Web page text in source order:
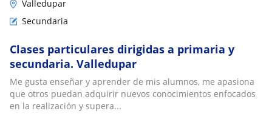
Valledupar
Secundaria
Clases particulares dirigidas a primaria y
secundaria. Valledupar
Me gusta enseñar y aprender de mis alumnos, me apasiona
que otros puedan adquirir nuevos conocimientos enfocados
en la realización y supera...